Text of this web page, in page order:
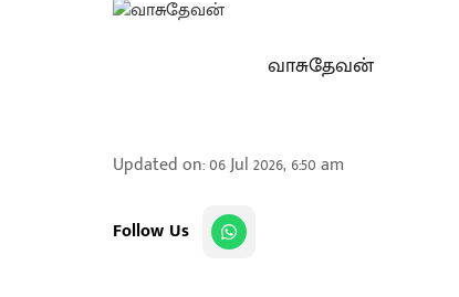
வாசுதேவன்
Updated on:06 Jul 2026, 6:50 am
Follow Us